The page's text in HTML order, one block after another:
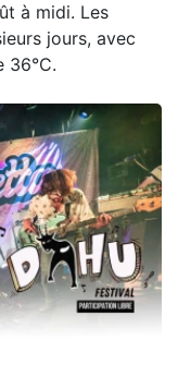
à midi. Les
jours, avec
36°C.